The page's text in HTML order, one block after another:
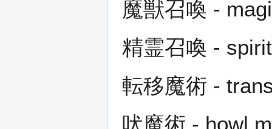
魔獣召喚 -
精霊召喚 -
転移魔術 -
吠魔術 - howl